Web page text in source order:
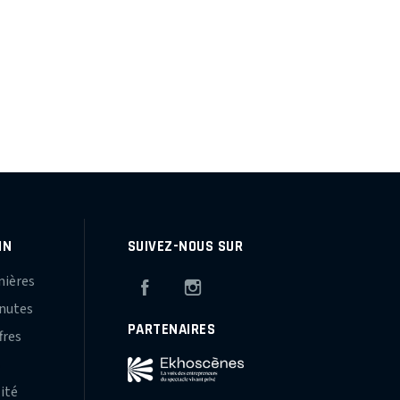
SUIVEZ-NOUS SUR
Facebook
PARTENAIRES